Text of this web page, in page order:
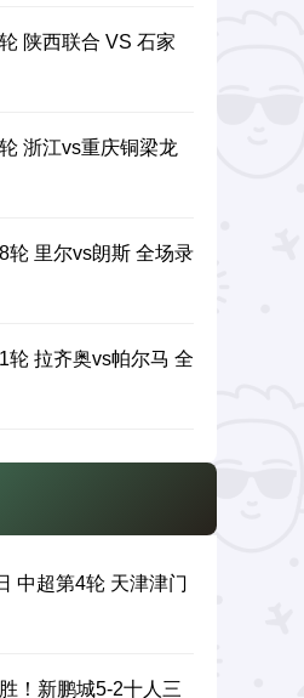
陕西联合 VS 石家
浙江vs重庆铜梁龙
轮 里尔vs朗斯 全场录
轮 拉齐奥vs帕尔马 全
中超第4轮 天津津门
！新鹏城5-2十人三